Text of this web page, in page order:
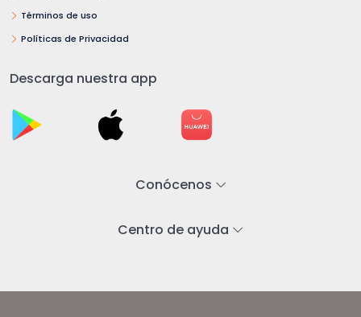
Términos de uso
Políticas de Privacidad
Descarga nuestra app
Conócenos
Centro de ayuda